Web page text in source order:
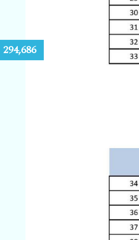
294,686